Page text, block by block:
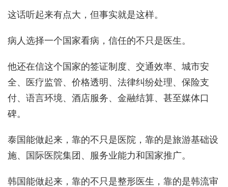
这话听起来有点大，但事实就是这样。
病人选择一个国家看病，信任的不只是医生。
他还在信这个国家的签证制度、交通效率、城市安
全、医疗监管、价格透明、法律纠纷处理、保险支
付、语言环境、酒店服务、金融结算、甚至媒体口
碑。
泰国能做起来，靠的不只是医院，靠的是旅游基础设
施、国际医院集团、服务业能力和国家推广。
韩国能做起来，靠的不只是整形医生，靠的是韩流审